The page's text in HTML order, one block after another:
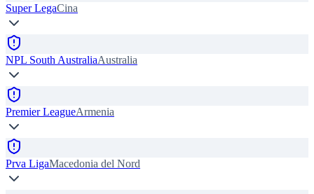
Super LegaCina
NPL South AustraliaAustralia
Premier LeagueArmenia
Prva LigaMacedonia del Nord